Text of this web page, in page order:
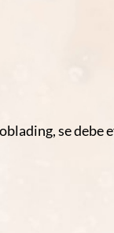
se debe